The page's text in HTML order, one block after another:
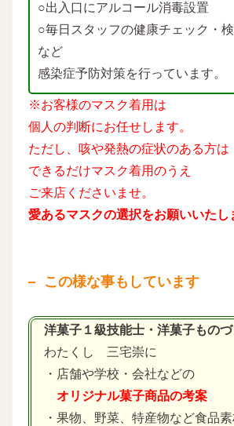
○出入口にアルコール消毒設置
○毎日スタッフの健康チェック・
など
感染症予防対策を行っています。
※お客様のマスク着用は
個人の判断にお任せします。
ただし、咳や発熱の症状のある方は
できるだけマスク着用のうえ
ご来店くださいませ。
愛あるマスクの選択をお願いいたし
この様な事もしています
洋菓子１級技能士・洋菓子もの
わたくし 三宅崇に
・店舗や学校・会社などの
オリジナル菓子商品の考案
・果物、野菜、特産物など食品素